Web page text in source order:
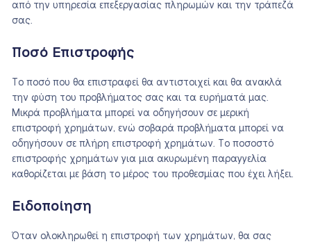
από την υπηρεσία επεξεργασίας πληρωμών και την τράπεζά
σας.
Ποσό Επιστροφής
Το ποσό που θα επιστραφεί θα αντιστοιχεί και θα ανακλά
την φύση του προβλήματος σας και τα ευρήματά μας.
Μικρά προβλήματα μπορεί να οδηγήσουν σε μερική
επιστροφή χρημάτων, ενώ σοβαρά προβλήματα μπορεί να
οδηγήσουν σε πλήρη επιστροφή χρημάτων. Το ποσοστό
επιστροφής χρημάτων για μια ακυρωμένη παραγγελία
καθορίζεται με βάση το μέρος του προθεσμίας που έχει λήξει.
Ειδοποίηση
Όταν ολοκληρωθεί η επιστροφή των χρημάτων, θα σας